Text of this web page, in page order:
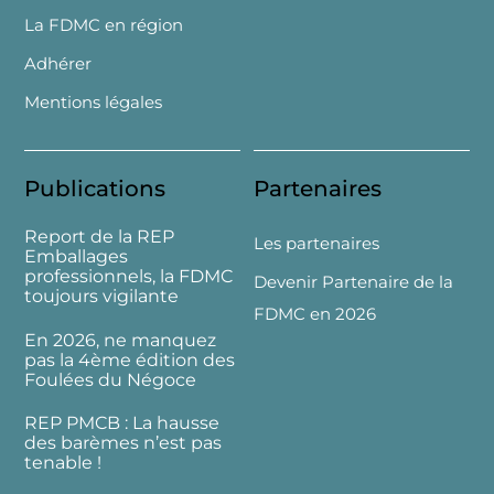
La FDMC en région
Adhérer
Mentions légales
Publications
Report de la REP
Emballages
professionnels, la FDMC
toujours vigilante
En 2026, ne manquez
pas la 4ème édition des
Foulées du Négoce
REP PMCB : La hausse
des barèmes n’est pas
tenable !
Partenaires
Les partenaires
Devenir Partenaire de la
FDMC en 2026